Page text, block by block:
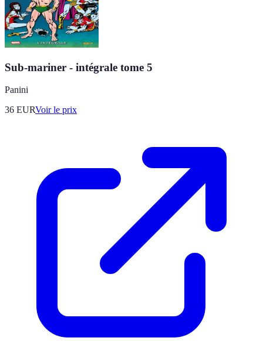
Sub-mariner - intégrale tome 5
Panini
36 EURVoir le prix